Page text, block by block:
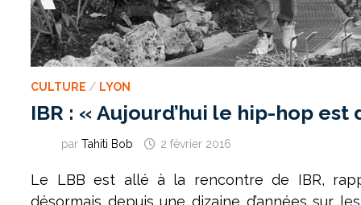
CULTURE / LYON
IBR : « Aujourd’hui le hip-hop est
parTahiti Bob 2 février 2016
Le LBB est allé à la rencontre de IBR,
désormais depuis une dizaine d’années sur